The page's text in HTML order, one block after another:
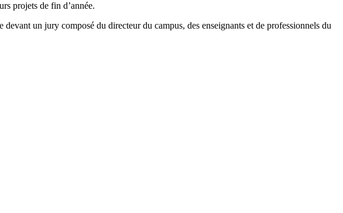
projets de fin d’année.
devant un jury composé du directeur du campus, des enseignants et de professionnels du